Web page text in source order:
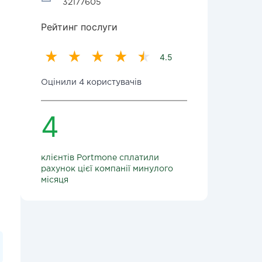
32177605
Рейтинг послуги
4.5
Оцінили 4 користувачів
4
клієнтів Portmone сплатили
рахунок цієї компанії минулого
місяця